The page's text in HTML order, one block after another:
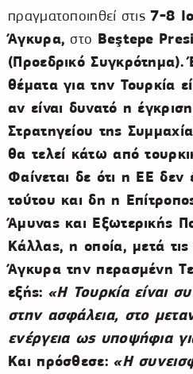
πραγματοποιηθεί στις7-8
Άγκυρα, στο Beştepe
(Προεδρικό Συγκρότημα).
θέματα για την Τουρκία
αν είναι δυνατό η
Στρατηγείου της
θα τελεί κάτω από
Φαίνεται δε ότι η ΕΕ δεν
τούτου και δη η
Άμυνας και Εξωτερικής
Κάλλας, η οποία, μετά
Άγκυρα την περασμένη
εξής: «Η Τουρκία είναι
στην ασφάλεια, στο
ενέργεια ως υποψήφια
Και πρόσθεσε: «Η